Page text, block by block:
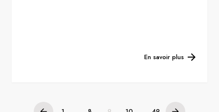
En savoir plus